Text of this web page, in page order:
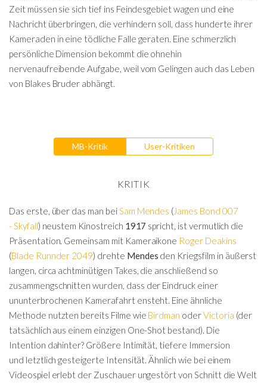
Zeit müssen sie sich tief ins Feindesgebiet wagen und eine
Nachricht überbringen, die verhindern soll, dass hunderte ihrer
Kameraden in eine tödliche Falle geraten. Eine schmerzlich
persönliche Dimension bekommt die ohnehin
nervenaufreibende Aufgabe, weil vom Gelingen auch das Leben
von Blakes Bruder abhängt.
MB-Kritik User-Kritiken
KRITIK
Das erste, über das man bei Sam Mendes ( James Bond 007
- Skyfall) neustem Kinostreich 1917 spricht, ist vermutlich die
Präsentation. Gemeinsam mit Kameraikone Roger Deakins
(Blade Runnder 2049) drehte Mendes den Kriegsfilm in äußerst
langen, circa achtminütigen Takes, die anschließend so
zusammengschnitten wurden, dass der Eindruck einer
ununterbrochenen Kamerafahrt ensteht. Eine ähnliche
Methode nutzten bereits Filme wie Birdman oderVictoria (der
tatsächlich aus einem einzigen One-Shot bestand). Die
Intention dahinter? Größere Intimität, tiefere Immersion
und letztlich gesteigerte Intensität. Ähnlich wie bei einem
Videospiel erlebt der Zuschauer ungestört von Schnitt die Welt